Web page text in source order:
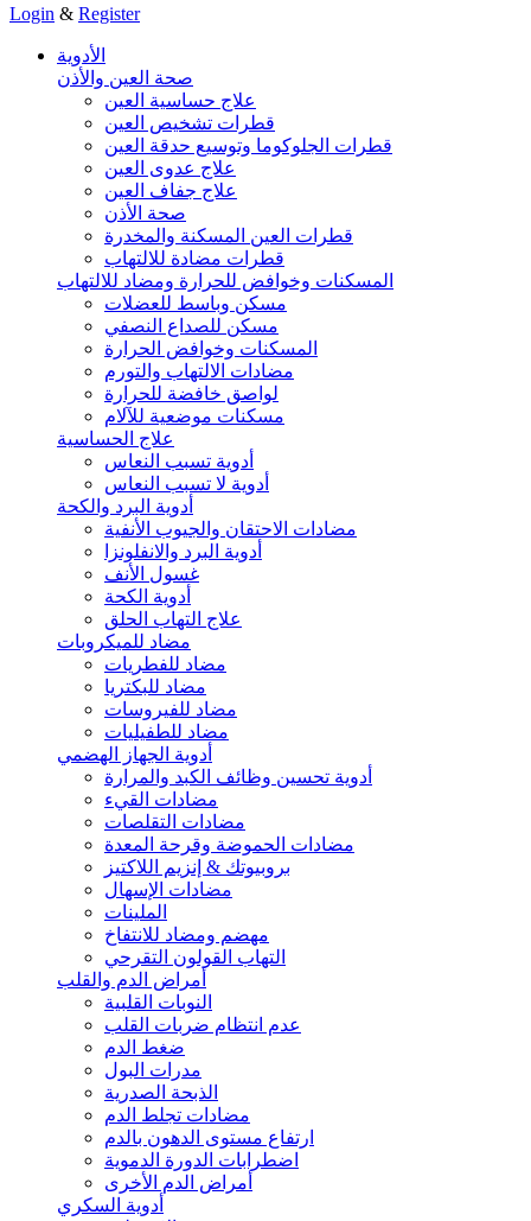
Login & Register
الأدوية
صحة العين والأذن
علاج حساسية العين
قطرات تشخيص العين
قطرات الجلوكوما وتوسيع حدقة العين
علاج عدوى العين
علاج جفاف العين
صحة الأذن
قطرات العين المسكنة والمخدرة
قطرات مضادة للالتهاب
المسكنات وخوافض للحرارة ومضاد للالتهاب
مسكن وباسط للعضلات
مسكن للصداع النصفي
المسكنات وخوافض الحرارة
مضادات الالتهاب والتورم
لواصق خافضة للحرارة
مسكنات موضعية للآلام
علاج الحساسية
أدوية تسبب النعاس
أدوية لا تسبب النعاس
أدوية البرد والكحة
مضادات الاحتقان والجيوب الأنفية
أدوية البرد والانفلونزا
غسول الأنف
أدوية الكحة
علاج التهاب الحلق
مضاد للميكروبات
مضاد للفطريات
مضاد للبكتريا
مضاد للفيروسات
مضاد للطفيليات
أدوية الجهاز الهضمي
أدوية تحسين وظائف الكبد والمرارة
مضادات القيء
مضادات التقلصات
مضادات الحموضة وقرحة المعدة
بروبيوتك & إنزيم اللاكتيز
مضادات الإسهال
الملينات
مهضم ومضاد للانتفاخ
التهاب القولون التقرحي
أمراض الدم والقلب
النوبات القلبية
عدم انتظام ضربات القلب
ضغط الدم
مدرات البول
الذبحة الصدرية
مضادات تجلط الدم
ارتفاع مستوى الدهون بالدم
اضطرابات الدورة الدموية
أمراض الدم الأخرى
أدوية السكري